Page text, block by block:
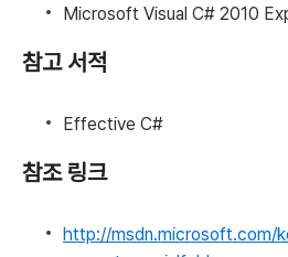
Microsoft Visual C# 2010
참고 서적
Effective C#
참조 링크
http://msdn.microsoft.com/